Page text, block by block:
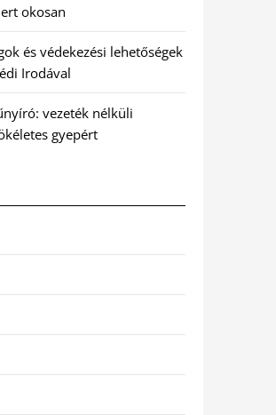
okosan
és védekezési lehetőségek
Irodával
vezeték nélküli
gyepért